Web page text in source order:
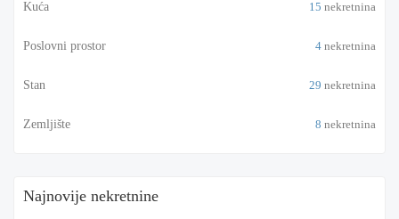
Kuća 15 nekretnina
Poslovni prostor 4 nekretnina
Stan 29 nekretnina
Zemljište 8 nekretnina
Najnovije nekretnine